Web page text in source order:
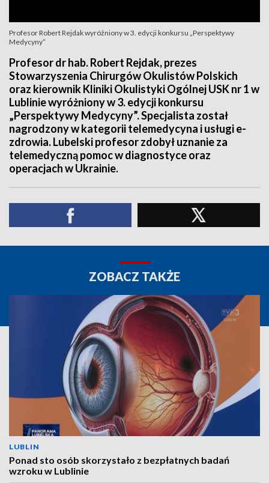
Profesor Robert Rejdak wyróżniony w 3. edycji konkursu „Perspektywy
Medycyny”
Profesor dr hab. Robert Rejdak, prezes
Stowarzyszenia Chirurgów Okulistów Polskich
oraz kierownik Kliniki Okulistyki Ogólnej USK nr 1 w
Lublinie wyróżniony w 3. edycji konkursu
„Perspektywy Medycyny”. Specjalista został
nagrodzony w kategorii telemedycyna i usługi e-
zdrowia. Lubelski profesor zdobył uznanie za
telemedyczną pomoc w diagnostyce oraz
operacjach w Ukrainie.
ZOBACZ TAKŻE
LUBLIN
Ponad sto osób skorzystało z bezpłatnych badań
wzroku w Lublinie